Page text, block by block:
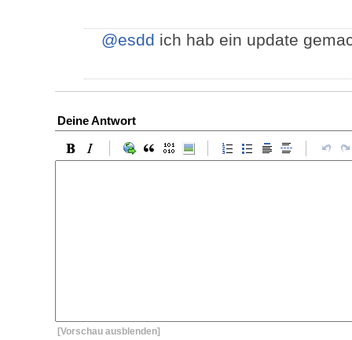
@esdd ich hab ein update
Deine Antwort
[Vorschau ausblenden]